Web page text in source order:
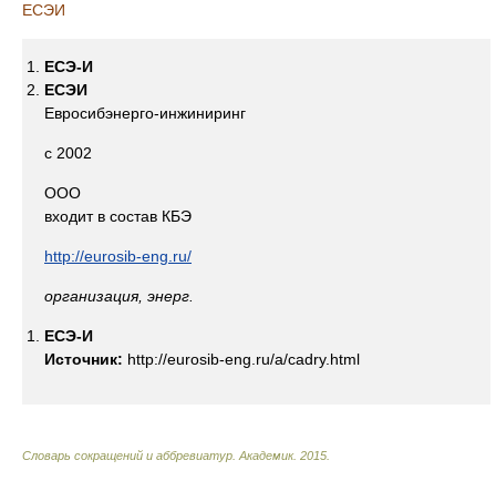
ЕСЭИ
ЕСЭ-И
ЕСЭИ
Евросибэнерго-инжиниринг
с 2002
ООО
входит в состав КБЭ
http://eurosib-eng.ru/
организация, энерг.
ЕСЭ-И
Источник: http://eurosib-eng.ru/a/cadry.html
Словарь сокращений и аббревиатур Академик. 2015